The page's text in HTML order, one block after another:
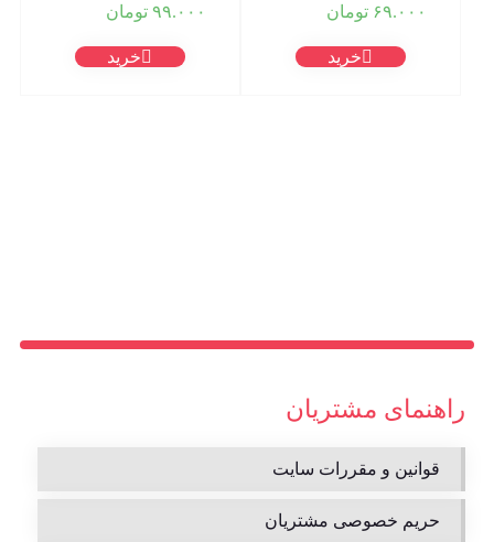
۶۹.۰۰۰ تومان
خرید
۹۹.۰۰۰ تومان
خرید
راهنمای مشتریان
قوانین و مقررات سایت
حریم خصوصی مشتریان